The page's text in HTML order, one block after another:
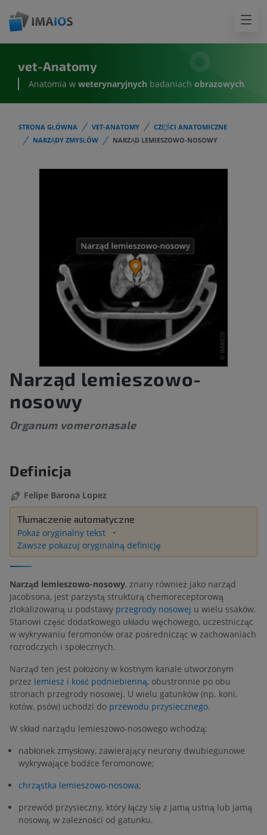
vet-Anatomy
Anatomia w weterynaryjnych badaniach obrazowych
STRONA GŁÓWNA VET-ANATOMY
CZĘŚCI ANATOMICZNE
NARZĄDY ZMYSŁÓW
NARZĄD LEMIESZOWO-NOSOWY
Narząd lemieszowo-
nosowy
Organum vomeronasale
Definicja
Felipe Barona Lopez
Tłumaczenie automatyczne
Pokaż oryginalny tekst
Zawsze pokazuj oryginalną definicję
Narząd lemieszowo-nosowy, znany również jako narząd
Jacobsona, jest parzystą strukturą chemoreceptorową
zlokalizowaną u podstawy przegrody nosowej u wielu ssaków.
Stanowi część dodatkowego układu węchowego, uczestnicząc
w wykrywaniu feromonów oraz pośrednicząc w zachowaniach
rozrodczych i społecznych.
Narząd ten jest położony w kostnym kanale utworzonym
przez lemiesz i kość podniebienną, obustronnie po obu
stronach przegrody nosowej. U wielu gatunków (np. koni,
kotów, psów) uchodzi do przewodu przysiecznego.
W skład narządu lemieszowo-nosowego wchodzą:
nabłonek zmysłowy, zawierający neurony dwubiegunowe
wykrywające bodźce feromonowe;
chrząstka lemieszowo-nosowa;
przewód przysieczny, który łączy się z jamą ustną lub jamą
nosową, w zależności od gatunku.